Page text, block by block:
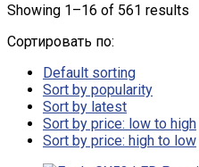
Showing 1–16 of 561 results
Сортировать по:
Default sorting
Sort by popularity
Sort by latest
Sort by price: low to high
Sort by price: high to low